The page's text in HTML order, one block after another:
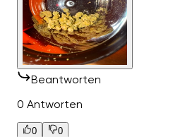
Beantworten
0 Antworten
0 0